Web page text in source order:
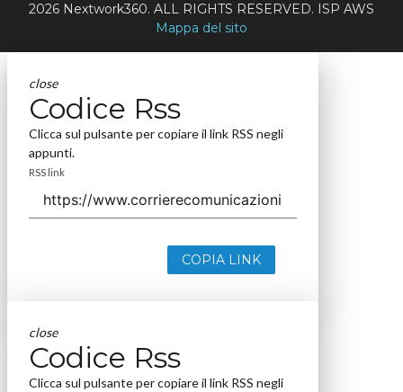
2026 Nextwork360. ALL RIGHTS RESERVED. ISP AWS
Mappa del sito
close
Codice Rss
Clicca sul pulsante per copiare il link RSS negli
appunti.
RSS link
COPIA LINK
close
Codice Rss
Clicca sul pulsante per copiare il link RSS negli